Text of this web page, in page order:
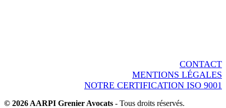
CONTACT
MENTIONS LÉGALES
NOTRE CERTIFICATION ISO 9001
© 2026 AARPI Grenier Avocats - Tous droits réservés.